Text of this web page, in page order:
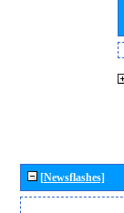
[Newsflashes]